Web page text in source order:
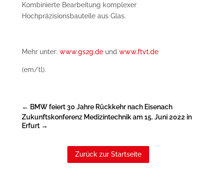
Kombinierte Bearbeitung komplexer
Hochpräzisionsbauteile aus Glas.
Mehr unter: www.gs2g.deund www.ftvt.de
(em/tl).
← BMW feiert 30 Jahre Rückkehr nach Eisenach
Zukunftskonferenz Medizintechnik am 15. Juni 2022 in
Erfurt→
Zurück zur Startseite